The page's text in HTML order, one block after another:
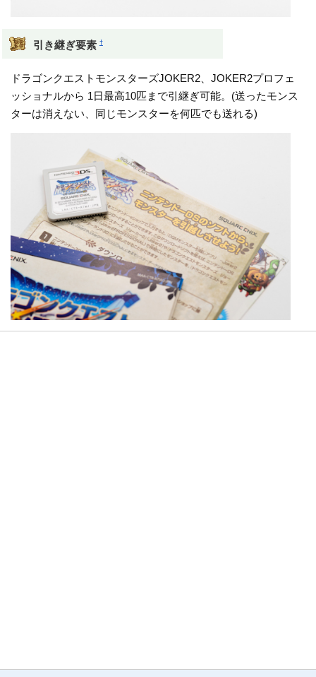
引き継ぎ要素 †
ドラゴンクエストモンスターズJOKER2、JOKER2プロフェ
ッショナルから 1日最高10匹まで引継ぎ可能。(送ったモンス
ターは消えない、同じモンスターを何匹でも送れる)